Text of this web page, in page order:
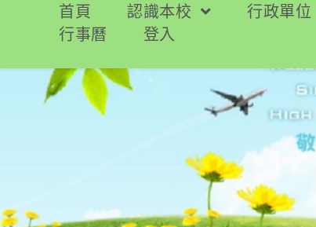
要
首頁 認識本校 行政單位
行事曆
登入